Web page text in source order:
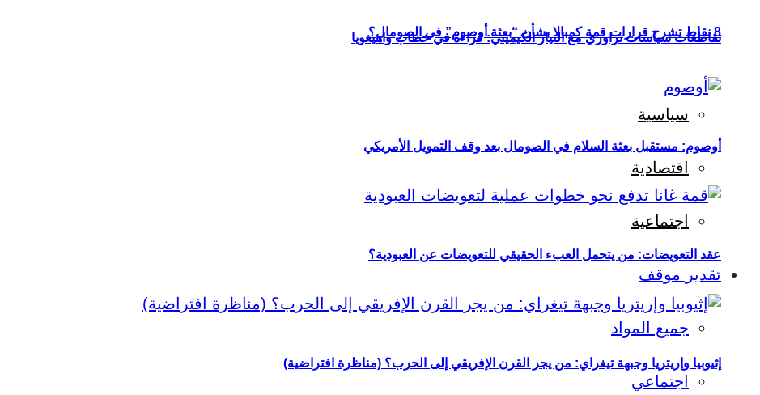
8 نقاط تشرح قرارات قمة كمبالا بشأن “بعثة أوصوم” في الصومال؟
سياسية
اقتصادية
اجتماعية
تقدير موقف
جميع المواد
اجتماعي
تقاطعات سياسات تراوري مع التيار الكيميتي: قراءة في خطاب واهيغويا
أوصوم: مستقبل بعثة السلام في الصومال بعد وقف التمويل الأمريكي
عقد التعويضات: من يتحمل العبء الحقيقي للتعويضات عن العبودية؟
إثيوبيا وإريتريا وجبهة تيغراي: من يجر القرن الإفريقي إلى الحرب؟ (مناظرة افتراضية)